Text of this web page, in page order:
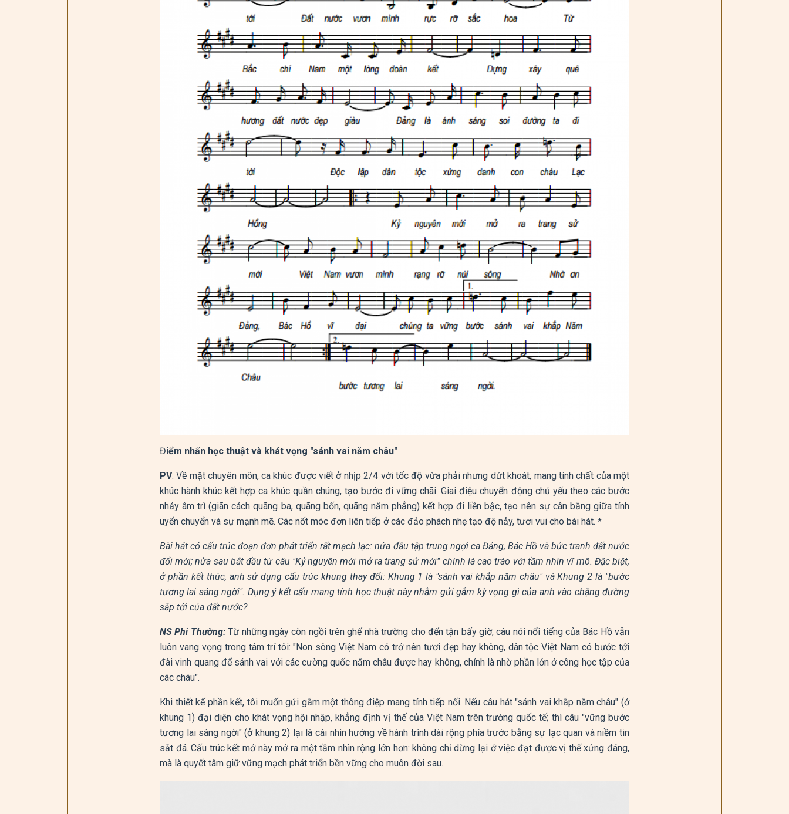
Điểm nhấn học thuật và khát vọng "sánh vai năm châu"
PV: Về mặt chuyên môn, ca khúc được viết ở nhịp 2/4 với tốc độ vừa phải nhưng dứt khoát, mang tính chất của một
khúc hành khúc kết hợp ca khúc quần chúng, tạo bước đi vững chãi. Giai điệu chuyển động chủ yếu theo các bước
nhảy âm trì (giãn cách quãng ba, quãng bốn, quãng năm phẳng) kết hợp đi liền bậc, tạo nên sự cân bằng giữa tính
uyển chuyển và sự mạnh mẽ. Các nốt móc đơn liên tiếp ở các đảo phách nhẹ tạo độ nảy, tươi vui cho bài hát. *
Bài hát có cấu trúc đoạn đơn phát triển rất mạch lạc: nửa đầu tập trung ngợi ca Đảng, Bác Hồ và bức tranh đất nước
đổi mới; nửa sau bắt đầu từ câu "Kỷ nguyên mới mở ra trang sử mới" chính là cao trào với tầm nhìn vĩ mô. Đặc biệt,
ở phần kết thúc, anh sử dụng cấu trúc khung thay đổi: Khung 1 là "sánh vai khắp năm châu" và Khung 2 là "bước
tương lai sáng ngời". Dụng ý kết cấu mang tính học thuật này nhằm gửi gắm kỳ vọng gì của anh vào chặng đường
sắp tới của đất nước?
NS Phi Thường:Từ những ngày còn ngồi trên ghế nhà trường cho đến tận bấy giờ, câu nói nổi tiếng của Bác Hồ vẫn
luôn vang vọng trong tâm trí tôi: "Non sông Việt Nam có trở nên tươi đẹp hay không, dân tộc Việt Nam có bước tới
đài vinh quang để sánh vai với các cường quốc năm châu được hay không, chính là nhờ phần lớn ở công học tập của
các cháu".
Khi thiết kế phần kết, tôi muốn gửi gắm một thông điệp mang tính tiếp nối. Nếu câu hát "sánh vai khắp năm châu" (ở
khung 1) đại diện cho khát vọng hội nhập, khẳng định vị thế của Việt Nam trên trường quốc tế; thì câu "vững bước
tương lai sáng ngời" (ở khung 2) lại là cái nhìn hướng về hành trình dài rộng phía trước bằng sự lạc quan và niềm tin
sắt đá. Cấu trúc kết mở này mở ra một tầm nhìn rộng lớn hơn: không chỉ dừng lại ở việc đạt được vị thế xứng đáng,
mà là quyết tâm giữ vững mạch phát triển bền vững cho muôn đời sau.